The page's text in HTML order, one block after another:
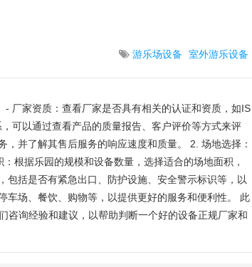
游乐场设备 室外游乐设备
厂家资质：查看厂家是否具有相关的认证和资质，如IS
可以通过查看产品的质量报告、客户评价等方式来评
并了解其售后服务的响应速度和质量。 2. 场地选择：
根据乐园的规模和设备数量，选择适合的场地面积，
括是否有紧急出口、防护设施、安全警示标识等，以
车场、餐饮、购物等，以提供更好的服务和便利性。 此
咨询经验和建议，以帮助判断一个好的设备正规厂家和